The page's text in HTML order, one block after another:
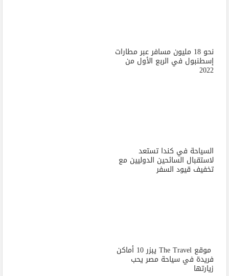
نحو 18 مليون مسافر عبر مطارات
إسطنبول في الربع الأول من
2022
السياحة في كندا تستعد
لاستقبال السائحين الدوليين مع
تخفيف قيود السفر
موقع The Travel يبزر 10 أماكن
فريدة في سياحة مصر يحب
زيارتها